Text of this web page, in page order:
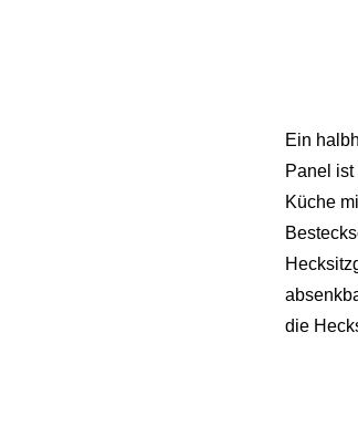
Ein
Panel
Küche
die